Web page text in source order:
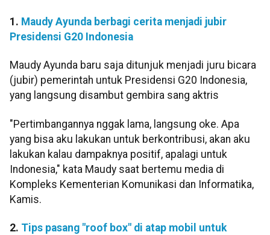
1. Maudy Ayunda berbagi cerita menjadi jubir
Presidensi G20 Indonesia
Maudy Ayunda baru saja ditunjuk menjadi juru bicara
(jubir) pemerintah untuk Presidensi G20 Indonesia,
yang langsung disambut gembira sang aktris
"Pertimbangannya nggak lama, langsung oke. Apa
yang bisa aku lakukan untuk berkontribusi, akan aku
lakukan kalau dampaknya positif, apalagi untuk
Indonesia," kata Maudy saat bertemu media di
Kompleks Kementerian Komunikasi dan Informatika,
Kamis.
2. Tips pasang "roof box" di atap mobil untuk